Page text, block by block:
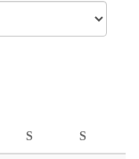
S S